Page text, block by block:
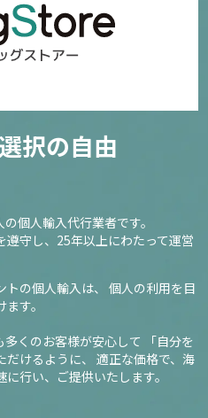
択の自由
個人輸入代行業者です。
守し、 25年以上にわたって運営
の個人輸入は、
個人の利用を目
す。
くのお客様が安心して
「自分を
けるように、
適正な価格で、海
行い、ご提供いたします。